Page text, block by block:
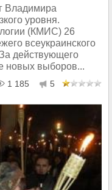
Владимира
уровня.
(КМИС) 26
всеукраинского
действующего
новых выборов...
1 185 5